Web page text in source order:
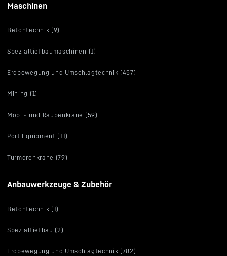
Maschinen
Betontechnik (9)
Spezialtiefbaumaschinen (1)
Erdbewegung und Umschlagtechnik (457)
Mining (1)
Mobil- und Raupenkrane (59)
Port Equipment (11)
Turmdrehkrane (79)
Anbauwerkzeuge & Zubehör
Betontechnik (1)
Spezialtiefbau (2)
Erdbewegung und Umschlagtechnik (782)